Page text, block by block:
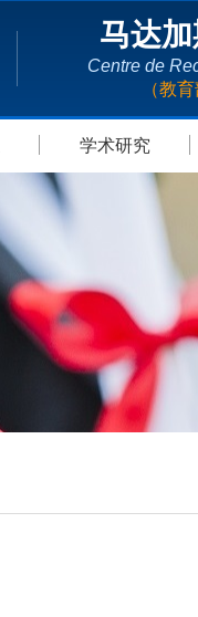
马达
Centre de
（教
学术研究